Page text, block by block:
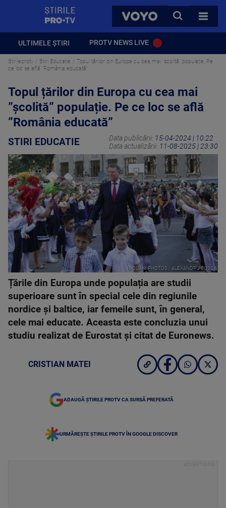
VOYO
CAUTA
TOATE
ULTIMELE ȘTIRI PROTV NEWS LIVE
Stirileprotv Stiri Educatie
Topul țărilor din Europa cu cea mai ”școlită” populație. Pe
ce loc se află ”România educată”
Topul țărilor din Europa cu cea mai
”școlită” populație. Pe ce loc se află
”România educată”
STIRI EDUCATIE Data publicării: 15-04-2024 | 10:22
Data actualizării: 11-08-2025 | 23:30
INQUAM PHOTOS / ALEXANDRU BUSCA
Țările din Europa unde populația are studii
superioare sunt în special cele din regiunile
nordice și baltice, iar femeile sunt, în general,
cele mai educate. Aceasta este concluzia unui
studiu realizat de Eurostat și citat de Euronews.
CRISTIAN MATEI
ADAUGĂ ȘTIRILE PROTV CA SURSĂ PREFERATĂ
URMĂREȘTE ȘTIRILE PROTV ÎN GOOGLE DISCOVER